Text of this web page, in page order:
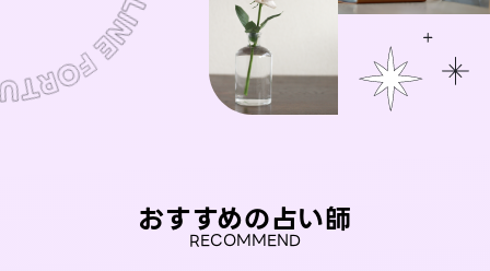
おすすめの占い師
RECOMMEND